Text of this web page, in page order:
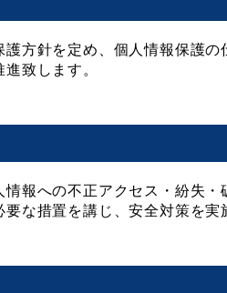
方針を定め、個人情報保護
致します。
報への不正アクセス・紛失
な措置を講じ、安全対策を実